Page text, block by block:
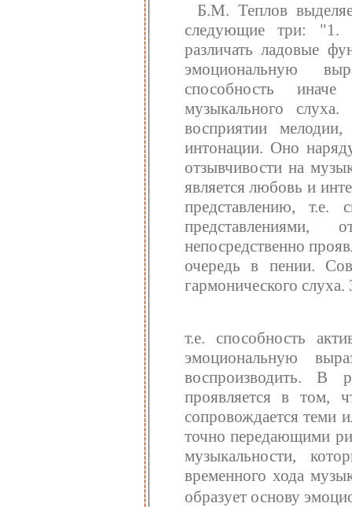
Б.М. Теплов
следующие три: "1.
различать ладовые
эмоциональную
способность
музыкального
восприятии
интонации. Оно
отзывчивости на
является любовь и
представлению, т.е.
непосредственно
очередь в пении.
гармонического
т.е. способность
эмоциональную
воспроизводить. В
проявляется в том,
сопровождается теми
точно передающими
музыкальности,
временного хода
образует основу